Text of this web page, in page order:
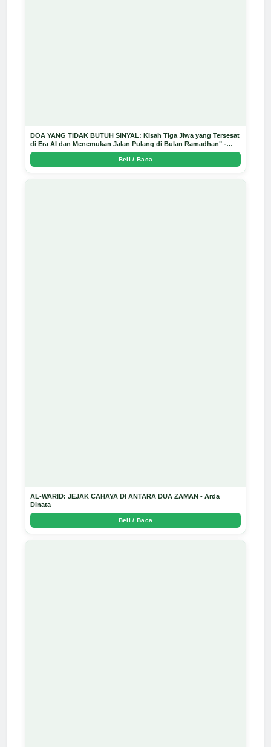
DOA YANG TIDAK BUTUH SINYAL: Kisah Tiga Jiwa yang Tersesat
di Era AI dan Menemukan Jalan Pulang di Bulan Ramadhan" -
Arda Dinata
Beli / Baca
AL-WARID: JEJAK CAHAYA DI ANTARA DUA ZAMAN - Arda
Dinata
Beli / Baca